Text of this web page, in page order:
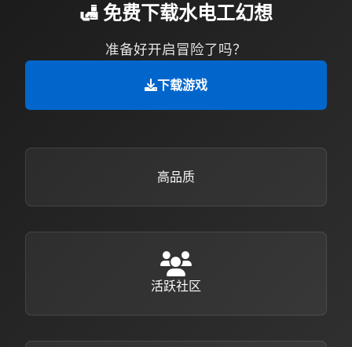
🛃 免费下载水电工幻想
准备好开启冒险了吗？
下载游戏
高品质
活跃社区